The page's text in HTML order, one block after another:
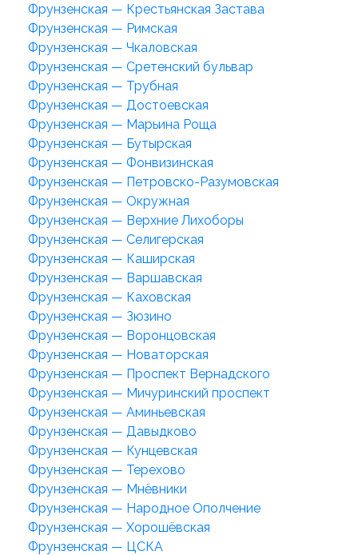
Фрунзенская — Крестьянская Застава
Фрунзенская — Римская
Фрунзенская — Чкаловская
Фрунзенская — Сретенский бульвар
Фрунзенская — Трубная
Фрунзенская — Достоевская
Фрунзенская — Марьина Роща
Фрунзенская — Бутырская
Фрунзенская — Фонвизинская
Фрунзенская — Петровско-Разумовская
Фрунзенская — Окружная
Фрунзенская — Верхние Лихоборы
Фрунзенская — Селигерская
Фрунзенская — Каширская
Фрунзенская — Варшавская
Фрунзенская — Каховская
Фрунзенская — Зюзино
Фрунзенская — Воронцовская
Фрунзенская — Новаторская
Фрунзенская — Проспект Вернадского
Фрунзенская — Мичуринский проспект
Фрунзенская — Аминьевская
Фрунзенская — Давыдково
Фрунзенская — Кунцевская
Фрунзенская — Терехово
Фрунзенская — Мнёвники
Фрунзенская — Народное Ополчение
Фрунзенская — Хорошёвская
Фрунзенская — ЦСКА